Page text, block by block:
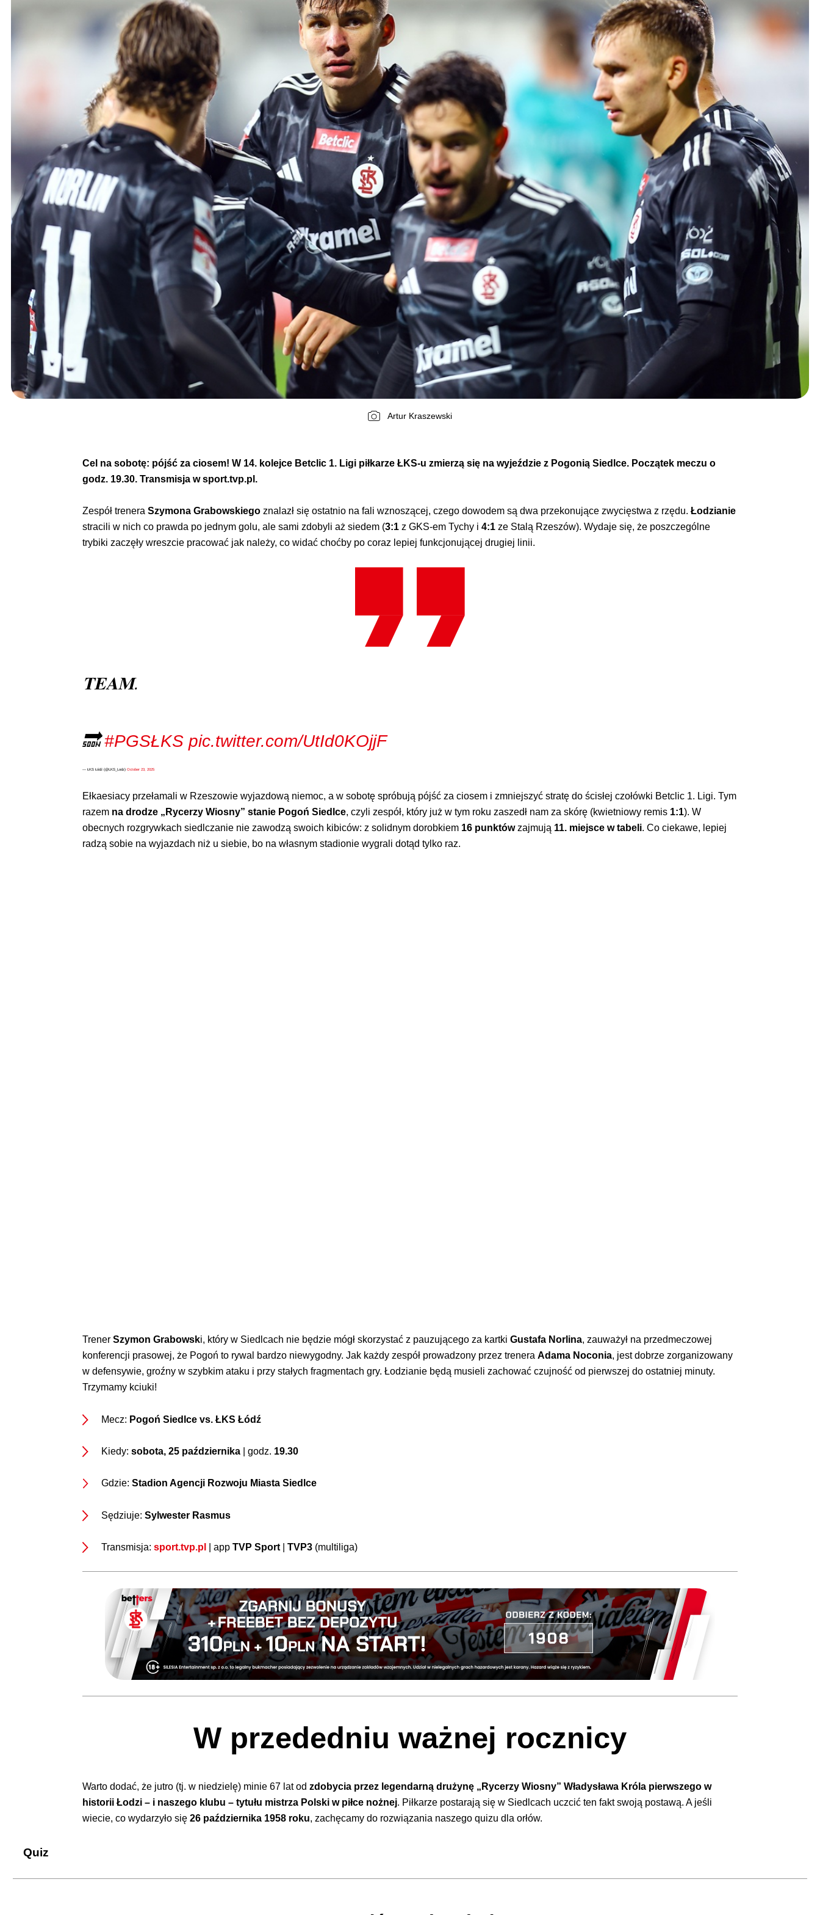
Staże w Akademii ŁKS
Kluby partnerskie
Kontakt
Kolorowanki
SKLEP KUP BILET
Artur Kraszewski
Cel na sobotę: pójść za ciosem! W 14. kolejce Betclic 1. Ligi piłkarze ŁKS-u zmierzą się na wyjeździe z Pogonią Siedlce. Początek meczu o
godz. 19.30. Transmisja w sport.tvp.pl.
Zespół treneraSzymona Grabowskiego znalazł się ostatnio na fali wznoszącej, czego dowodem są dwa przekonujące zwycięstwa z rzędu.Łodzianie
stracili w nich co prawda po jednym golu, ale sami zdobyli aż siedem (3:1 z GKS-em Tychy i4:1 ze Stalą Rzeszów). Wydaje się, że poszczególne
trybiki zaczęły wreszcie pracować jak należy, co widać choćby po coraz lepiej funkcjonującej drugiej linii.
𝐓𝐄𝐀𝐌.
🔜#PGSŁKS pic.twitter.com/UtId0KOjjF
— ŁKS Łódź (@LKS_Lodz)October 23, 2025
Ełkaesiacy przełamali w Rzeszowie wyjazdową niemoc, a w sobotę spróbują pójść za ciosem i zmniejszyć stratę do ścisłej czołówki Betclic 1. Ligi. Tym
razem na drodze „Rycerzy Wiosny” stanie Pogoń Siedlce, czyli zespół, który już w tym roku zaszedł nam za skórę (kwietniowy remis 1:1). W
obecnych rozgrywkach siedlczanie nie zawodzą swoich kibiców: z solidnym dorobkiem 16 punktówzajmują 11. miejsce w tabeli. Co ciekawe, lepiej
radzą sobie na wyjazdach niż u siebie, bo na własnym stadionie wygrali dotąd tylko raz.
TrenerSzymon Grabowski, który w Siedlcach nie będzie mógł skorzystać z pauzującego za kartkiGustafa Norlina, zauważył na przedmeczowej
konferencji prasowej, że Pogoń to rywal bardzo niewygodny. Jak każdy zespół prowadzony przez treneraAdama Noconia, jest dobrze zorganizowany
w defensywie, groźny w szybkim ataku i przy stałych fragmentach gry. Łodzianie będą musieli zachować czujność od pierwszej do ostatniej minuty.
Trzymamy kciuki!
Mecz: Pogoń Siedlce vs. ŁKS Łódź
Kiedy: sobota, 25 października | godz. 19.30
Gdzie: Stadion Agencji Rozwoju Miasta Siedlce
Sędziuje: Sylwester Rasmus
Transmisja: sport.tvp.pl | app TVP Sport TVP3 (multiliga)
W przededniu ważnej rocznicy
Warto dodać, że jutro (tj. w niedzielę) minie 67 lat odzdobycia przez legendarną drużynę „Rycerzy Wiosny” Władysława Króla pierwszego w
historii Łodzi – i naszego klubu – tytułu mistrza Polski w piłce nożnej. Piłkarze postarają się w Siedlcach uczcić ten fakt swoją postawą. A jeśli
wiecie, co wydarzyło się26 października 1958 roku, zachęcamy do rozwiązania naszego quizu dla orłów.
Quiz